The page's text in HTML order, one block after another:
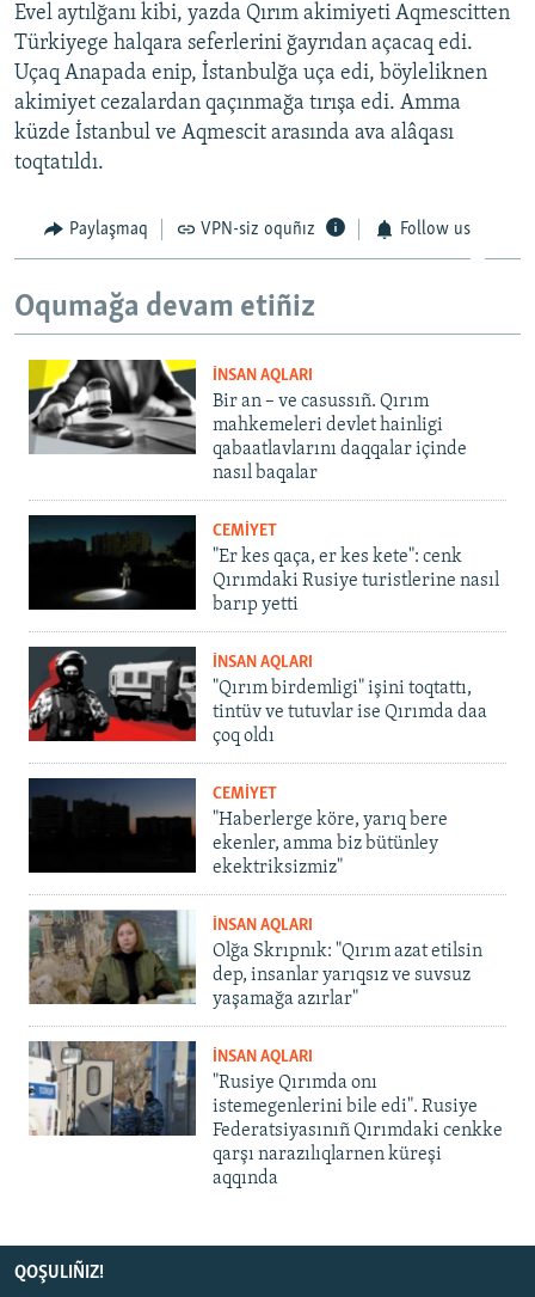
Evel aytılğanı kibi, yazda Qırım akimiyeti Aqmescitten
Türkiyege halqara seferlerini ğayrıdan açacaq edi.
Uçaq Anapada enip, İstanbulğa uça edi, böyleliknen
akimiyet cezalardan qaçınmağa tırışa edi. Amma
küzde İstanbul ve Aqmescit arasında ava alâqası
toqtatıldı.
Paylaşmaq VPN-siz oquñız Follow us
Oqumağa devam etiñiz
İNSAN AQLARI
Bir an – ve casussıñ. Qırım
mahkemeleri devlet hainligi
qabaatlavlarını daqqalar içinde
nasıl baqalar
CEMİYET
"Er kes qaça, er kes kete": cenk
Qırımdaki Rusiye turistlerine nasıl
barıp yetti
İNSAN AQLARI
"Qırım birdemligi" işini toqtattı,
tintüv ve tutuvlar ise Qırımda daa
çoq oldı
CEMİYET
"Haberlerge köre, yarıq bere
ekenler, amma biz bütünley
ekektriksizmiz"
İNSAN AQLARI
Olğa Skrıpnık: "Qırım azat etilsin
dep, insanlar yarıqsız ve suvsuz
yaşamağa azırlar"
İNSAN AQLARI
"Rusiye Qırımda onı
istemegenlerini bile edi". Rusiye
Federatsiyasınıñ Qırımdaki cenkke
qarşı narazılıqlarnen küreşi
aqqında
QOŞULIÑIZ!